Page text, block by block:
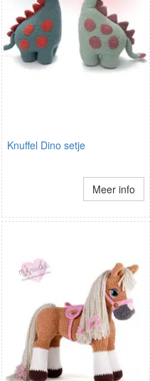
Knuffel Dino setje
Meer info